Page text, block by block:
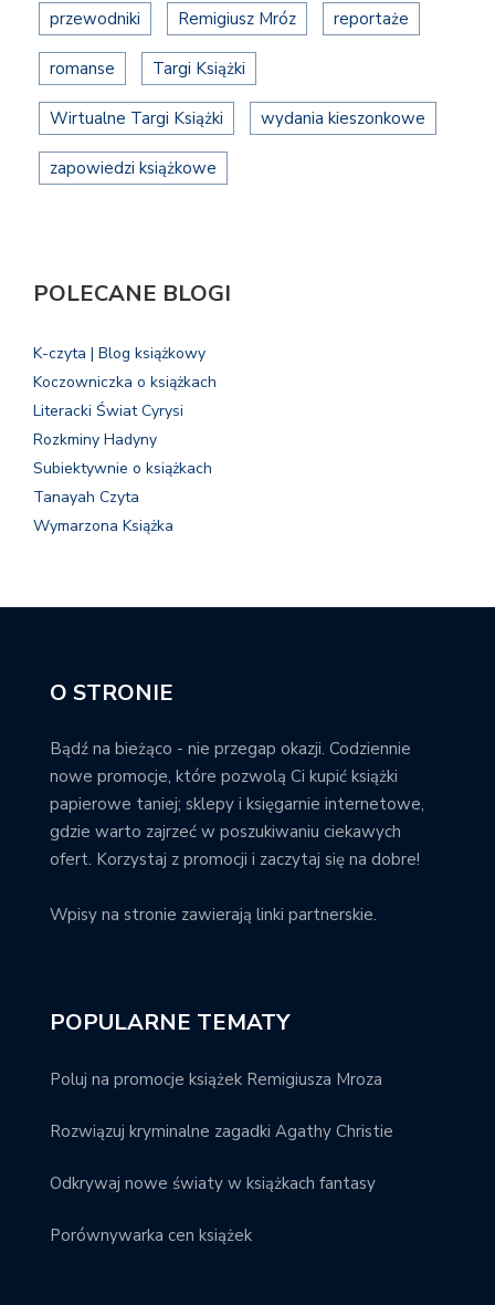
przewodniki Remigiusz Mróz reportaże
romanse Targi Książki
Wirtualne Targi Książki wydania kieszonkowe
zapowiedzi książkowe
POLECANE BLOGI
K-czyta | Blog książkowy
Koczowniczka o książkach
Literacki Świat Cyrysi
Rozkminy Hadyny
Subiektywnie o książkach
Tanayah Czyta
Wymarzona Książka
O STRONIE
Bądź na bieżąco - nie przegap okazji. Codziennie
nowe promocje, które pozwolą Ci kupić książki
papierowe taniej; sklepy i księgarnie internetowe,
gdzie warto zajrzeć w poszukiwaniu ciekawych
ofert. Korzystaj z promocji i zaczytaj się na dobre!
Wpisy na stronie zawierają linki partnerskie.
POPULARNE TEMATY
Poluj na promocje książek Remigiusza Mroza
Rozwiązuj kryminalne zagadki Agathy Christie
Odkrywaj nowe światy w książkach fantasy
Porównywarka cen książek